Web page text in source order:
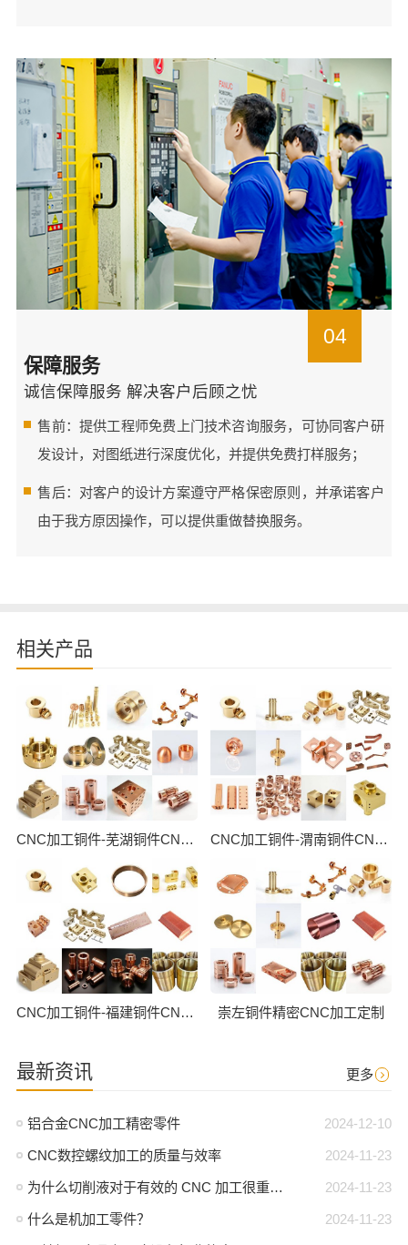
04
保障服务
诚信保障服务 解决客户后顾之忧
售前：提供工程师免费上门技术咨询服务，可协同客户研
发设计，对图纸进行深度优化，并提供免费打样服务；
售后：对客户的设计方案遵守严格保密原则，并承诺客户
由于我方原因操作，可以提供重做替换服务。
相关产品
CNC加工铜件-芜湖铜件CNC批量加工 CNC加工铜件-渭南铜件CNC批量加工
CNC加工铜件-福建铜件CNC批量加工 崇左铜件精密CNC加工定制
最新资讯 更多
2024-12-10
铝合金CNC加工精密零件
2024-11-23
CNC数控螺纹加工的质量与效率
2024-11-23
为什么切削液对于有效的 CNC 加工很重要？
2024-11-23
什么是机加工零件？